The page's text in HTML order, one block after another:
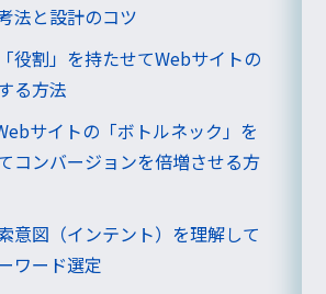
法と設計のコツ
役割」を持たせてWebサイトの
る方法
サイトの「ボトルネック」を
コンバージョンを倍増させる方
意図（インテント）を理解して
ワード選定